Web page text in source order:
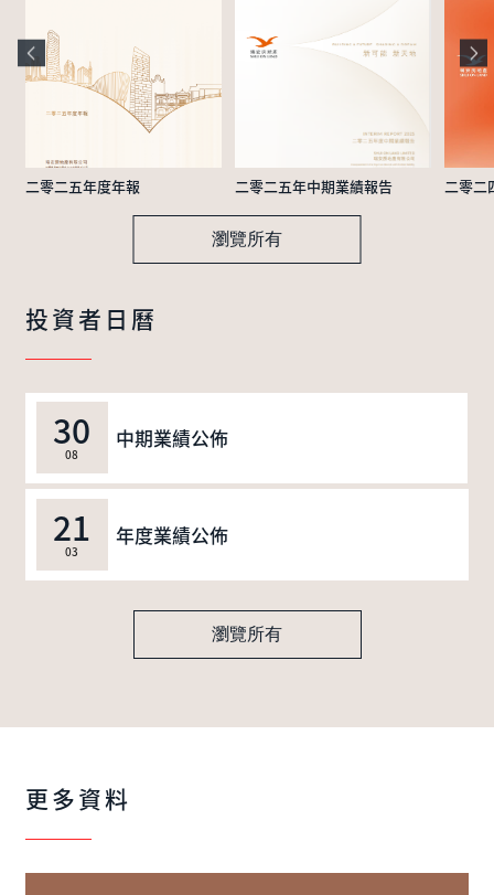
二零二五年度年報 二零二五年中期業績報告 二零二
瀏覽所有
投資者日曆
30
08
中期業績公佈
21
03
年度業績公佈
瀏覽所有
更多資料